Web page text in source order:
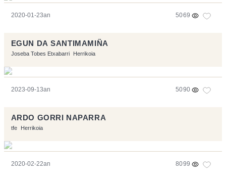
2020-01-23an 5069
EGUN DA SANTIMAMIÑA
Joseba Tobes Etxabarri Herrikoia
2023-09-13an 5090
ARDO GORRI NAPARRA
tfe Herrikoia
2020-02-22an 8099